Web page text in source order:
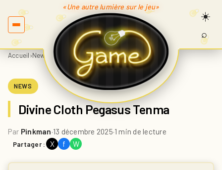
«Une autre lumière sur le jeu»
⌕
Accueil›News Divine Cloth Pegasus Tenma
NEWS
Divine Cloth Pegasus Tenma
Par Pinkman·13 décembre 2025·1 min de lecture
Partager : X f W